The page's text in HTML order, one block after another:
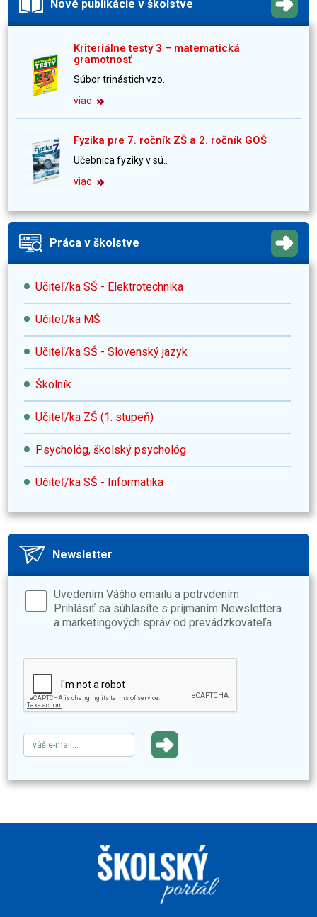
Nové publikácie v školstve
Kriteriálne testy 3 – matematická
gramotnosť
Súbor trinástich vzo..
viac
Fyzika pre 7. ročník ZŠ a 2. ročník GOŠ
Učebnica fyziky v sú..
viac
Práca v školstve
Učiteľ/ka SŠ - Elektrotechnika
Učiteľ/ka MŠ
Učiteľ/ka SŠ - Slovenský jazyk
Školník
Učiteľ/ka ZŠ (1. stupeň)
Psychológ, školský psychológ
Učiteľ/ka SŠ - Informatika
Newsletter
Uvedením Vášho emailu a potrvdením
Prihlásiť sa súhlasíte s príjmaním Newslettera
a marketingových správ od prevádzkovateľa.